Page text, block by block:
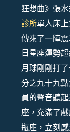
狂想曲》張
診所單人床
傳來了一陣
日星座運勢
月球剛剛打
分之九十九
員的聲音聽
座，充滿了
瓶座，立刻